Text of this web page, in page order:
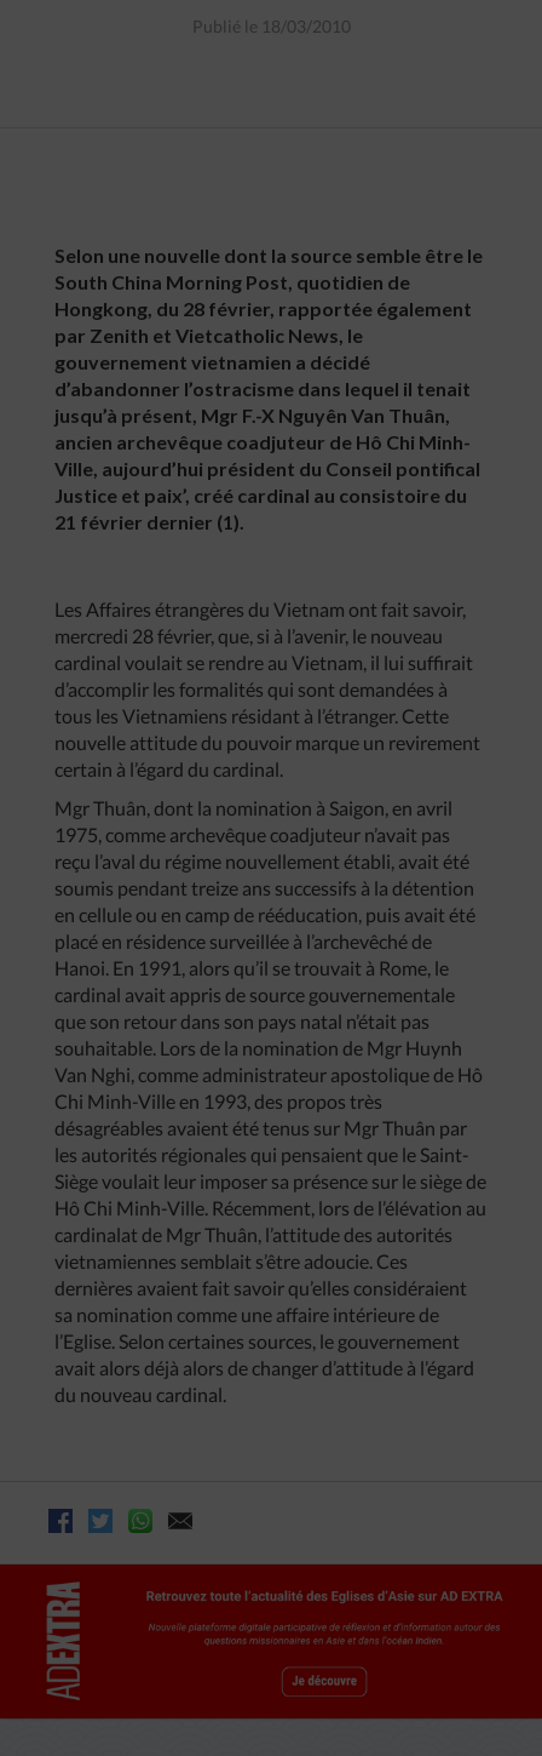
Publié le 18/03/2010
Selon une nouvelle dont la source semble être le
South China Morning Post, quotidien de
Hongkong, du 28 février, rapportée également
par Zenith et Vietcatholic News, le
gouvernement vietnamien a décidé
d’abandonner l’ostracisme dans lequel il tenait
jusqu’à présent, Mgr F.-X Nguyên Van Thuân,
ancien archevêque coadjuteur de Hô Chi Minh-
Ville, aujourd’hui président du Conseil pontifical
Justice et paix’, créé cardinal au consistoire du
21 février dernier (1).
Les Affaires étrangères du Vietnam ont fait savoir,
mercredi 28 février, que, si à l’avenir, le nouveau
cardinal voulait se rendre au Vietnam, il lui suffirait
d’accomplir les formalités qui sont demandées à
tous les Vietnamiens résidant à l’étranger. Cette
nouvelle attitude du pouvoir marque un revirement
certain à l’égard du cardinal.
Mgr Thuân, dont la nomination à Saigon, en avril
1975, comme archevêque coadjuteur n’avait pas
reçu l’aval du régime nouvellement établi, avait été
soumis pendant treize ans successifs à la détention
en cellule ou en camp de rééducation, puis avait été
placé en résidence surveillée à l’archevêché de
Hanoi. En 1991, alors qu’il se trouvait à Rome, le
cardinal avait appris de source gouvernementale
que son retour dans son pays natal n’était pas
souhaitable. Lors de la nomination de Mgr Huynh
Van Nghi, comme administrateur apostolique de Hô
Chi Minh-Ville en 1993, des propos très
désagréables avaient été tenus sur Mgr Thuân par
les autorités régionales qui pensaient que le Saint-
Siège voulait leur imposer sa présence sur le siège de
Hô Chi Minh-Ville. Récemment, lors de l’élévation au
cardinalat de Mgr Thuân, l’attitude des autorités
vietnamiennes semblait s’être adoucie. Ces
dernières avaient fait savoir qu’elles considéraient
sa nomination comme une affaire intérieure de
l’Eglise. Selon certaines sources, le gouvernement
avait alors déjà alors de changer d’attitude à l’égard
du nouveau cardinal.